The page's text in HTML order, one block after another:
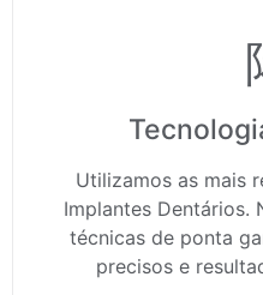
Utilizamos as mais
Implantes Dentários.
técnicas de ponta
precisos e